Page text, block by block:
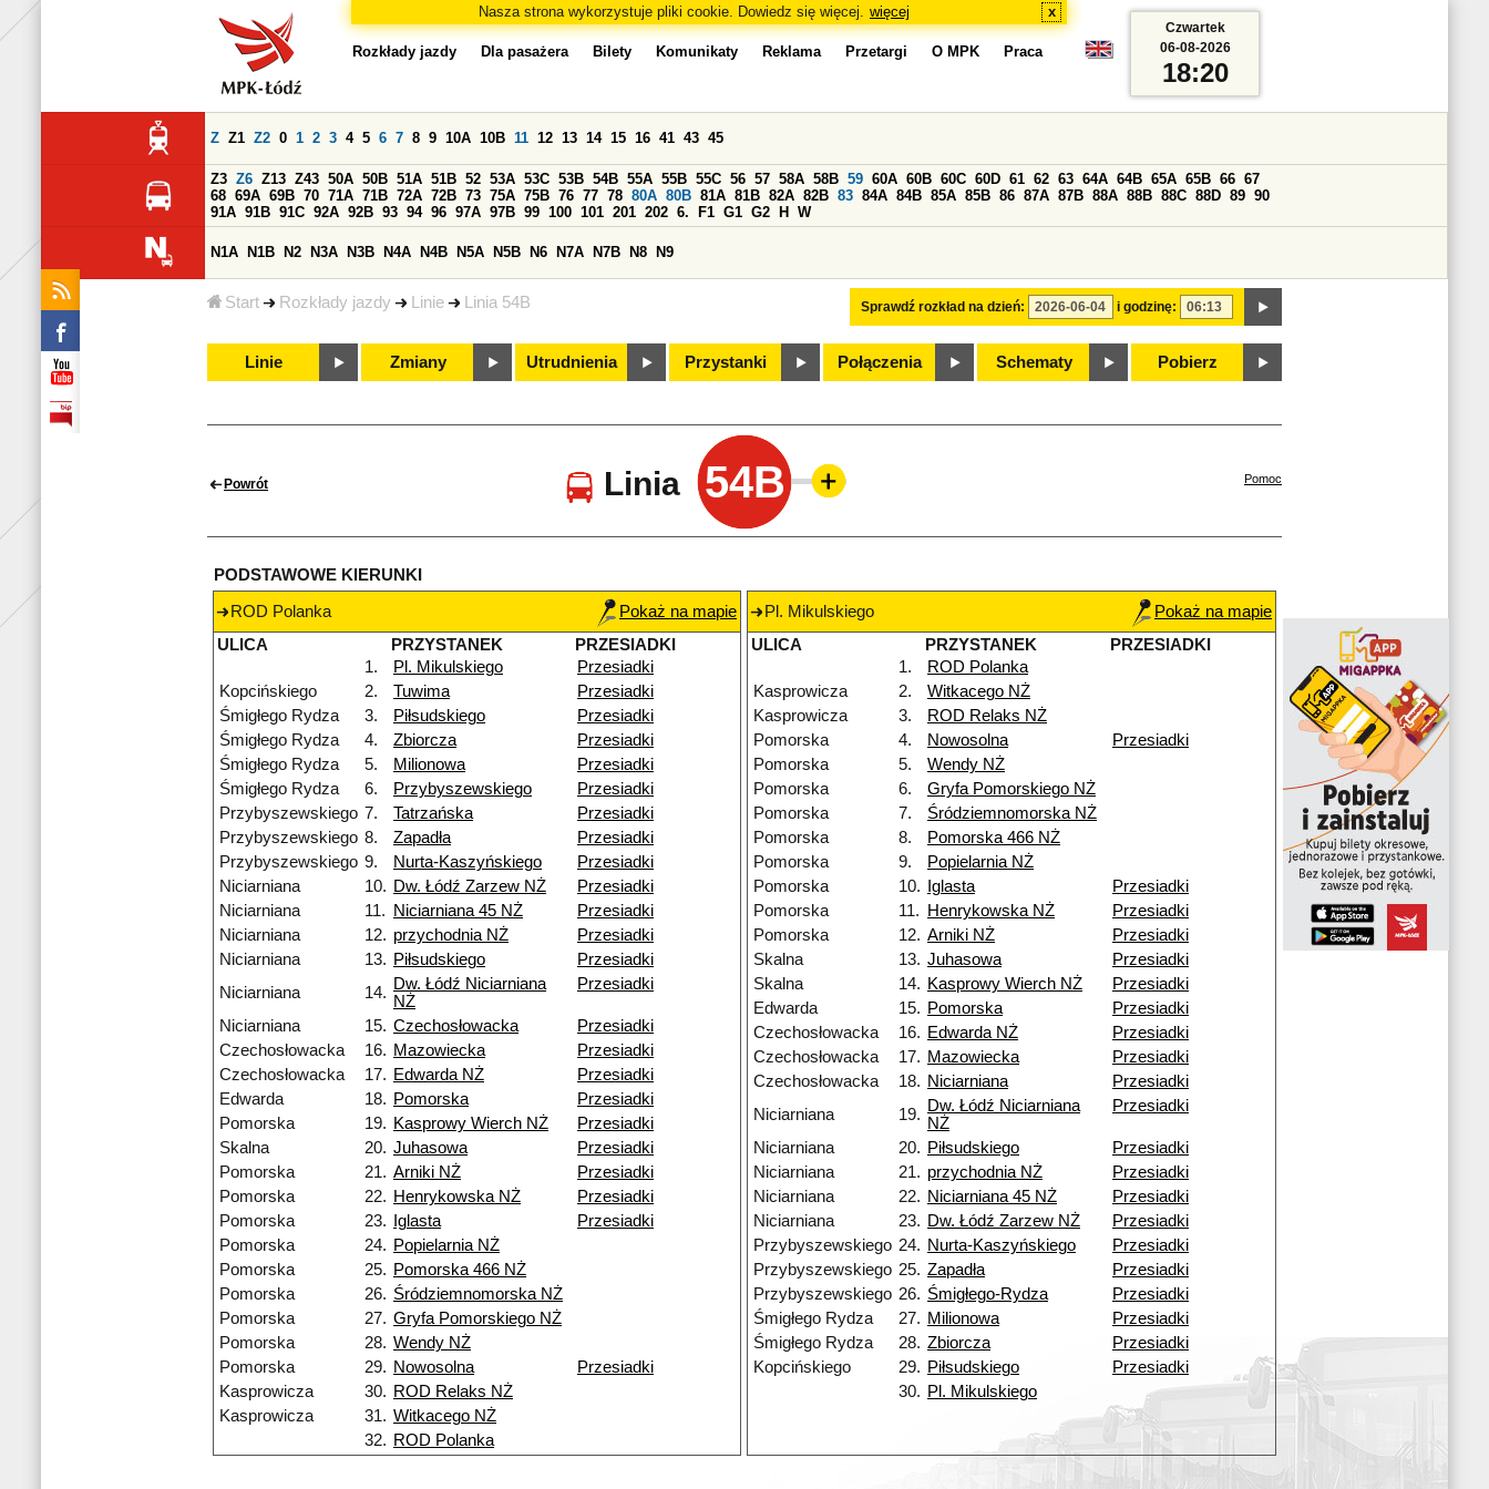
Nasza strona wykorzystuje pliki cookie. Dowiedz się więcej. więcej x
Start Rozkłady jazdy Linie Linia 54B
Rozkłady jazdy Dla pasażera Bilety Komunikaty Reklama Przetargi O MPK Praca
Sprawdź rozkład na dzień: i godzinę:
Z Z1 Z2 0 1 2 3 4 5 6 7 8 9 10A 10B 11 12 13 14 15 16 41 43 45
Z3 Z6 Z13 Z43 50A 50B 51A 51B 52 53A 53C 53B 54B 55A 55B 55C 56 57 58A 58B 59 60A 60B 60C 60D 61 62 63 64A 64B 65A 65B 66 67
68 69A 69B 70 71A 71B 72A 72B 73 75A 75B 76 77 78 80A 80B 81A 81B 82A 82B 83 84A 84B 85A 85B 86 87A 87B 88A 88B 88C 88D 89 90
91A 91B 91C 92A 92B 93 94 96 97A 97B 99 100 101 201 202 6. F1 G1 G2 H W
N1A N1B N2 N3A N3B N4A N4B N5A N5B N6 N7A N7B N8 N9
Linie Zmiany Utrudnienia Przystanki Połączenia Schematy Pobierz
Czwartek
06-08-2026
18:20
Powrót Linia 54B Pomoc
PODSTAWOWE KIERUNKI
ROD Polanka
Pokaż na mapie
ULICA
PRZYSTANEK
PRZESIADKI
1.
Pl. Mikulskiego
Przesiadki
Kopcińskiego
2. Tuwima
Przesiadki
Śmigłego Rydza
3. Piłsudskiego
Przesiadki
Śmigłego Rydza
4. Zbiorcza
Przesiadki
Śmigłego Rydza
5. Milionowa
Przesiadki
Śmigłego Rydza
6. Przybyszewskiego
Przesiadki
Przybyszewskiego 7. Tatrzańska
Przesiadki
Przybyszewskiego 8. Zapadła
Przesiadki
Przybyszewskiego 9. Nurta-Kaszyńskiego
Przesiadki
Niciarniana
10. Dw. Łódź Zarzew NŻ
Przesiadki
Niciarniana
11. Niciarniana 45 NŻ
Przesiadki
Niciarniana
12. przychodnia NŻ
Przesiadki
Niciarniana
13. Piłsudskiego
Przesiadki
Niciarniana
14. Dw. Łódź Niciarniana
NŻ
Przesiadki
Niciarniana 15. Czechosłowacka
Przesiadki
Czechosłowacka
16. Mazowiecka
Przesiadki
Czechosłowacka
17. Edwarda NŻ
Przesiadki
Edwarda
18. Pomorska
Przesiadki
Pomorska
19. Kasprowy Wierch NŻ
Przesiadki
Skalna
20. Juhasowa
Przesiadki
Pomorska
21. Arniki NŻ
Przesiadki
Pomorska
22. Henrykowska NŻ
Przesiadki
Pomorska
23. Iglasta
Przesiadki
Pomorska
24. Popielarnia NŻ
Pomorska
25. Pomorska 466 NŻ
Pomorska
26. Śródziemnomorska NŻ
Pomorska
27. Gryfa Pomorskiego NŻ
Pomorska
28. Wendy NŻ
Pomorska
29. Nowosolna
Przesiadki
Kasprowicza
30. ROD Relaks NŻ
Kasprowicza
31. Witkacego NŻ
32. ROD Polanka
Pl. Mikulskiego
Pokaż na mapie
ULICA
PRZYSTANEK
PRZESIADKI
1.
ROD Polanka
Kasprowicza
2.
Witkacego NŻ
Kasprowicza
3.
ROD Relaks NŻ
Pomorska
4. Nowosolna
Przesiadki
Pomorska
5.
Wendy NŻ
Pomorska
6.
Gryfa Pomorskiego NŻ
Pomorska
7.
Śródziemnomorska NŻ
Pomorska
8.
Pomorska 466 NŻ
Pomorska
9.
Popielarnia NŻ
Pomorska
10. Iglasta
Przesiadki
Pomorska
11. Henrykowska NŻ
Przesiadki
Pomorska
12. Arniki NŻ
Przesiadki
Skalna
13. Juhasowa
Przesiadki
Skalna
14. Kasprowy Wierch NŻ
Przesiadki
Edwarda
15. Pomorska
Przesiadki
Czechosłowacka
16. Edwarda NŻ
Przesiadki
Czechosłowacka
17. Mazowiecka
Przesiadki
Czechosłowacka
18. Niciarniana
Przesiadki
Niciarniana
19. Dw. Łódź Niciarniana
NŻ
Przesiadki
Niciarniana 20. Piłsudskiego
Przesiadki
Niciarniana
21. przychodnia NŻ
Przesiadki
Niciarniana
22. Niciarniana 45 NŻ
Przesiadki
Niciarniana
23. Dw. Łódź Zarzew NŻ
Przesiadki
Przybyszewskiego 24. Nurta-Kaszyńskiego
Przesiadki
Przybyszewskiego 25. Zapadła
Przesiadki
Przybyszewskiego 26. Śmigłego-Rydza
Przesiadki
Śmigłego Rydza
27. Milionowa
Przesiadki
Śmigłego Rydza
28. Zbiorcza
Przesiadki
Kopcińskiego
29. Piłsudskiego
Przesiadki
30. Pl. Mikulskiego